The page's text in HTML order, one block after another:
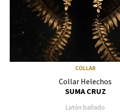
COLLAR
Collar Helechos
SUMA CRUZ
Latón bañado